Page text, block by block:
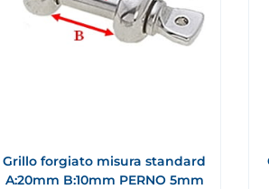
Grillo forgiato misura standard
A:20mm B:10mm PERNO 5mm